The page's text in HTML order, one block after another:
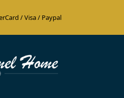
/ Visa / Paypal